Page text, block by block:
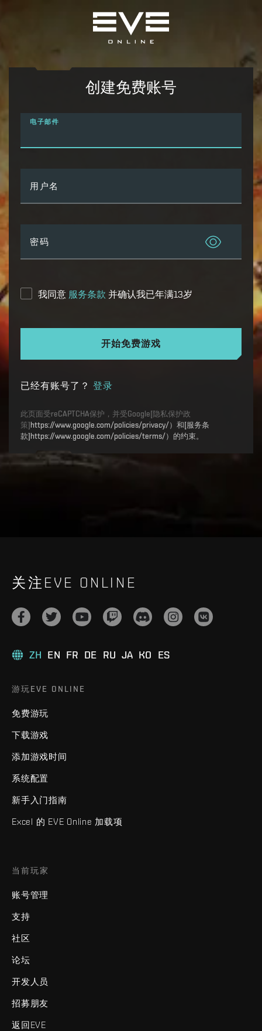
创建免费账号
电子邮件
用户名
密码
我同意 服务条款 并确认我已年满13岁
开始免费游戏
已经有账号了？ 登录
此页面受reCAPTCHA保护，并受Google[隐私保护政
策] https://www.google.com/policies/privacy/）和[服务条
款]https://www.google.com/policies/terms/）的约束。
关注EVE ONLINE
ZH EN FR DE RU JA KO ES
游玩EVE ONLINE
免费游玩
下载游戏
添加游戏时间
系统配置
新手入门指南
Excel 的 EVE Online 加载项
当前玩家
账号管理
支持
社区
论坛
开发人员
招募朋友
返回EVE